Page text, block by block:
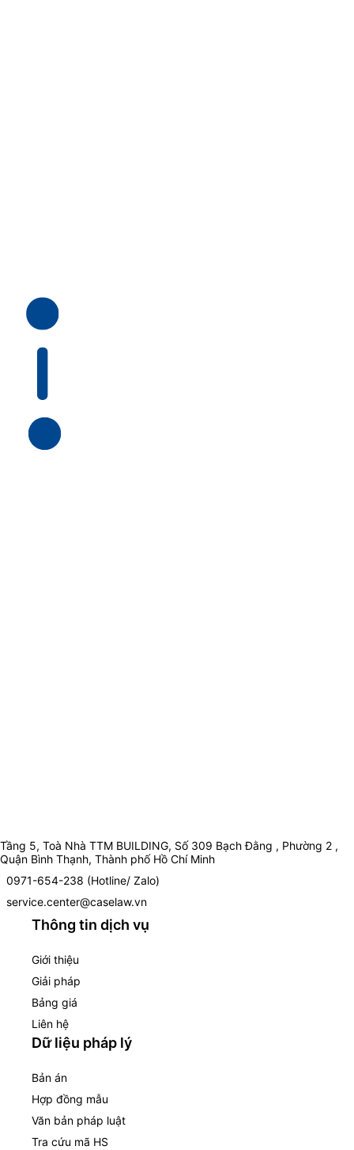
Tầng 5, Toà Nhà TTM BUILDING, Số 309 Bạch Đằng , Phường 2 ,
Quận Bình Thạnh, Thành phố Hồ Chí Minh
0971-654-238 (Hotline/ Zalo)
service.center@caselaw.vn
Thông tin dịch vụ
Giới thiệu
Giải pháp
Bảng giá
Liên hệ
Dữ liệu pháp lý
Bản án
Hợp đồng mẫu
Văn bản pháp luật
Tra cứu mã HS